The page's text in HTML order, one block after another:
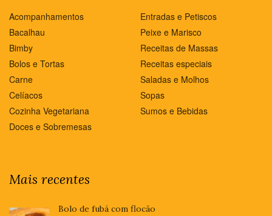
Acompanhamentos
Bacalhau
Bimby
Bolos e Tortas
Carne
Celíacos
Cozinha Vegetariana
Doces e Sobremesas
Entradas e Petiscos
Peixe e Marisco
Receitas de Massas
Receitas especiais
Saladas e Molhos
Sopas
Sumos e Bebidas
Mais recentes
Bolo de fubá com flocão